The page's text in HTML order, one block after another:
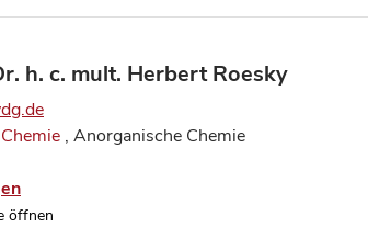
h. c. mult. Herbert Roesky
Chemie , Anorganische Chemie
öffnen